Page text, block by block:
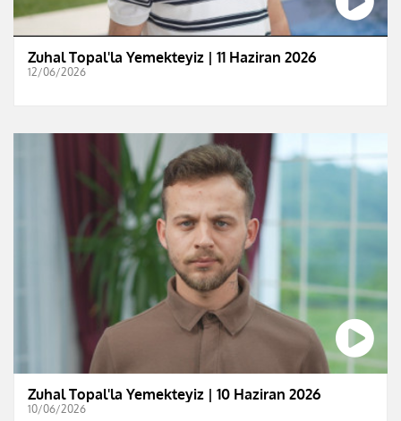
Zuhal Topal'la Yemekteyiz | 11 Haziran 2026
12/06/2026
Zuhal Topal'la Yemekteyiz | 10 Haziran 2026
10/06/2026